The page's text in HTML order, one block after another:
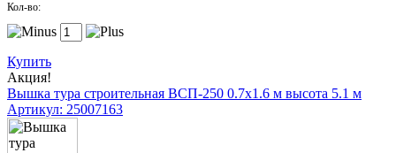
Кол-во:
Купить
Акция!
Вышка тура строительная ВСП-250 0.7х1.6 м высота 5.1 м
Артикул: 25007163